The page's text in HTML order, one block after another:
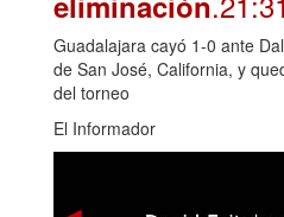
Guadalajara cayó 1-0 ante
de San José, California, y
del torneo
El Informador